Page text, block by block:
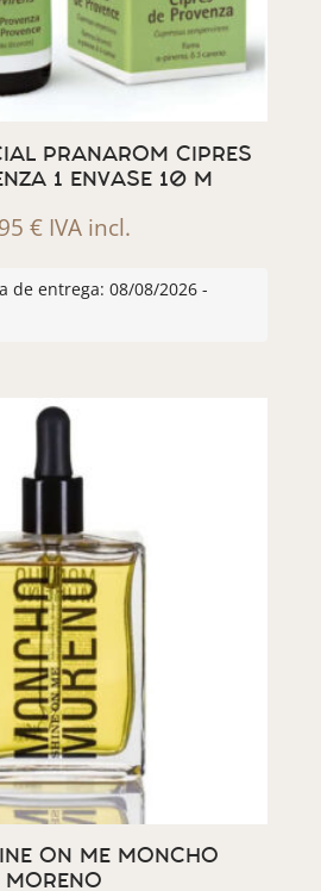
PRANAROM CIPRES
1 ENVASE 10 M
€ IVA incl.
de entrega: 08/08/2026 -
ON ME MONCHO
MORENO